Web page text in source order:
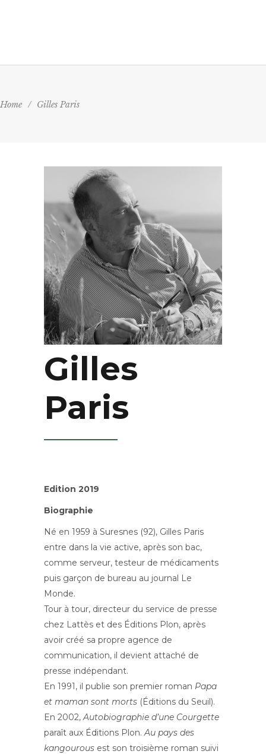
Home / Gilles Paris
Gilles
Paris
Edition 2019
Biographie
Né en 1959 à Suresnes (92), Gilles Paris
entre dans la vie active, après son bac,
comme serveur, testeur de médicaments
puis garçon de bureau au journal Le
Monde.
Tour à tour, directeur du service de presse
chez Lattès et des Éditions Plon, après
avoir créé sa propre agence de
communication, il devient attaché de
presse indépendant.
En 1991, il publie son premier roman Papa
et maman sont morts (Éditions du Seuil).
En 2002,Autobiographie d’une Courgette
paraît aux Éditions Plon.Au pays des
kangourous est son troisième roman suivi